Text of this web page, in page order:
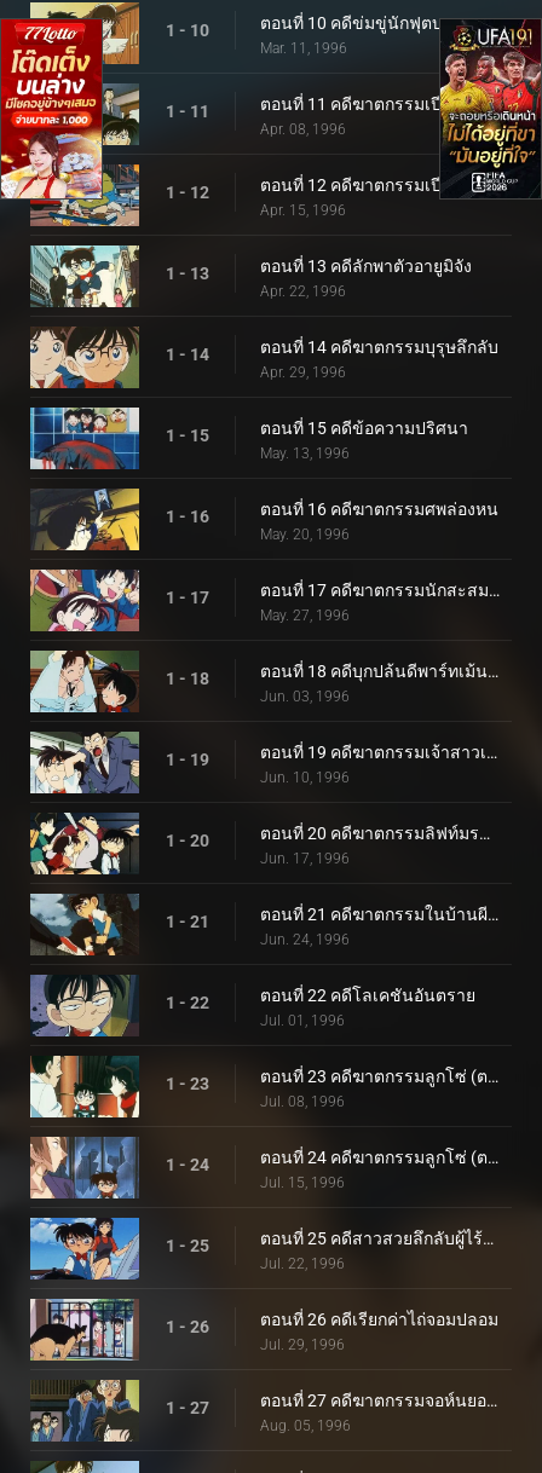
1 - 10 ตอนที่ 10 คดีข่มขู่นักฟุตบอลอาชีพ
Mar. 11, 1996
1 - 11 ตอนที่ 11 คดีฆาตกรรมเปียโนโซนาต้า แสงจันทร์ (ตอนพิเศษ ตอนแรก)
Apr. 08, 1996
1 - 12 ตอนที่ 12 คดีฆาตกรรมเปียโนโซนาต้า แสงจันทร์ (ตอนพิเศษ ตอนจบ)
Apr. 15, 1996
1 - 13 ตอนที่ 13 คดีลักพาตัวอายูมิจัง
Apr. 22, 1996
1 - 14 ตอนที่ 14 คดีฆาตกรรมบุรุษลึกลับ
Apr. 29, 1996
1 - 15 ตอนที่ 15 คดีข้อความปริศนา
May. 13, 1996
1 - 16 ตอนที่ 16 คดีฆาตกรรมศพล่องหน
May. 20, 1996
1 - 17 ตอนที่ 17 คดีฆาตกรรมนักสะสมของเก่า
May. 27, 1996
1 - 18 ตอนที่ 18 คดีบุกปล้นดีพาร์ทเม้นสโตร์
Jun. 03, 1996
1 - 19 ตอนที่ 19 คดีฆาตกรรมเจ้าสาวเดือนมิถุนา
Jun. 10, 1996
1 - 20 ตอนที่ 20 คดีฆาตกรรมลิฟท์มรณะ
Jun. 17, 1996
1 - 21 ตอนที่ 21 คดีฆาตกรรมในบ้านผีสิง
Jun. 24, 1996
1 - 22 ตอนที่ 22 คดีโลเคชันอันตราย
Jul. 01, 1996
1 - 23 ตอนที่ 23 คดีฆาตกรรมลูกโซ่ (ตอนแรก)
Jul. 08, 1996
1 - 24 ตอนที่ 24 คดีฆาตกรรมลูกโซ่ (ตอนจบ)
Jul. 15, 1996
1 - 25 ตอนที่ 25 คดีสาวสวยลึกลับผู้ไร้ความทรงจำ
Jul. 22, 1996
1 - 26 ตอนที่ 26 คดีเรียกค่าไถ่จอมปลอม
Jul. 29, 1996
1 - 27 ตอนที่ 27 คดีฆาตกรรมจอห์นยอดสุนัข
Aug. 05, 1996